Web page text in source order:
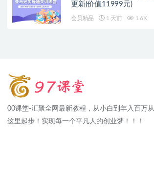
更新(价值11999元)
会员精品 1 天前 1.6K
00课堂-汇聚全网最新教程，从小白到年入百万从
这里起步！实现每一个平凡人的创业梦！！！